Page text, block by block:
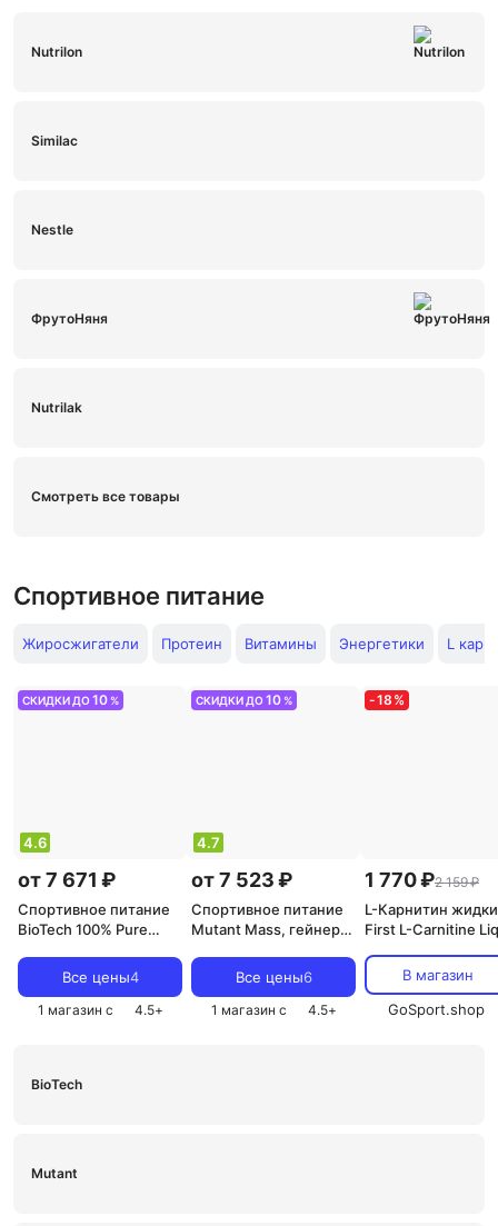
Nutrilon
Similac
Nestle
ФрутоНяня
Nutrilak
Смотреть все товары
Спортивное питание
Жиросжигатели Протеин Витамины Энергетики L
СКИДКИ ДО10 %
4.6
от 7 671 ₽
Спортивное питание
BioTech 100% Pure
Все цены4
1 магазин с 4.5+
СКИДКИ ДО10 %
4.7
от 7 523 ₽
Спортивное питание
Mutant Mass, гейнер
Все цены6
1 магазин с 4.5+
-18 %
1 770 ₽2 159 ₽
L-Карнитин
First L-Carnitine
Цитрусовый микс
В магазин
GoSport.shop
BioTech
Mutant